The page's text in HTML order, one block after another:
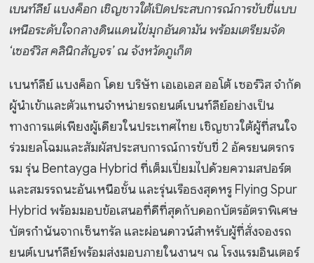
เบนท์ลีย์ แบงค็อก เชิญชาวใต้เปิดประสบการณ์การขับขี่แบบ
เหนือระดับใจกลางดินแดนไข่มุกอันดามัน พร้อมเตรียมจัด
‘เซอร์วิส คลินิกสัญจร’ ณ จังหวัดภูเก็ต
เบนท์ลีย์ แบงค็อก โดย บริษัท เอเอเอส ออโต้ เซอร์วิส จำกัด
ผู้นำเข้าและตัวแทนจำหน่ายรถยนต์เบนท์ลีย์อย่างเป็น
ทางการแต่เพียงผู้เดียวในประเทศไทย เชิญชาวใต้ผู้ที่สนใจ
ร่วมยลโฉมและสัมผัสประสบการณ์การขับขี่ 2 อัครยนตรกร
รม รุ่น Bentayga Hybrid ที่เต็มเปี่ยมไปด้วยความสปอร์ต
และสมรรถนะอันเหนือชั้น และรุ่นเรือธงสุดหรู Flying Spur
Hybrid พร้อมมอบข้อเสนอที่ดีที่สุดกับดอกบัตรอัตราพิเศษ
บัตรกำนันจากเซ็นทรัล และผ่อนดาวน์สำหรับผู้ที่สั่งจองรถ
ยนต์เบนท์ลีย์พร้อมส่งมอบภายในงานฯ ณ โรงแรมอินเตอร์